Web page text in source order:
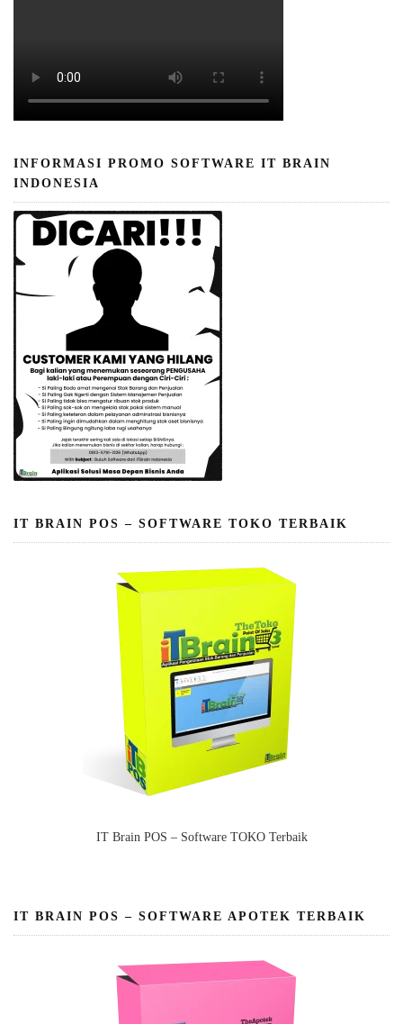
INFORMASI PROMO SOFTWARE IT BRAIN
INDONESIA
IT BRAIN POS – SOFTWARE TOKO TERBAIK
IT Brain POS – Software TOKO Terbaik
IT BRAIN POS – SOFTWARE APOTEK TERBAIK